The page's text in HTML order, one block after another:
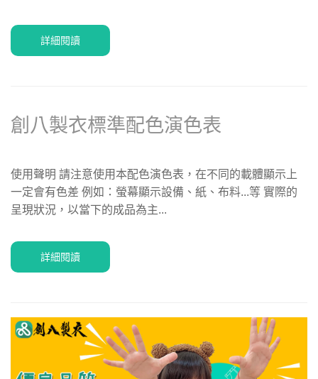
詳細閱讀
創八製衣標準配色演色表
使用聲明 請注意使用本配色演色表，在不同的載體顯示上
一定會有色差 例如：螢幕顯示設備、紙、布料...等 實際的
呈現狀況，以當下的成品為主...
詳細閱讀